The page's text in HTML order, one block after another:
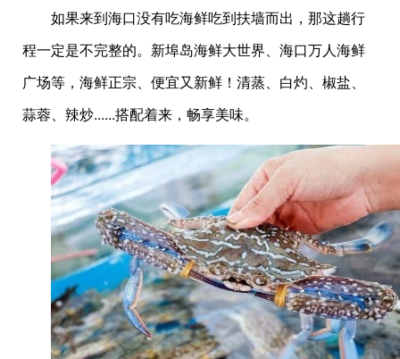
如果来到海口没有吃海鲜吃到扶墙而出，那这趟行
程一定是不完整的。新埠岛海鲜大世界、海口万人海鲜
广场等，海鲜正宗、便宜又新鲜！清蒸、白灼、椒盐、
蒜蓉、辣炒......搭配着来，畅享美味。